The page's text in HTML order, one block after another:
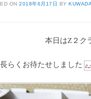
ON 2018年6月17日 BY KUWADA
本日はZ２ク
らくお待たせしました